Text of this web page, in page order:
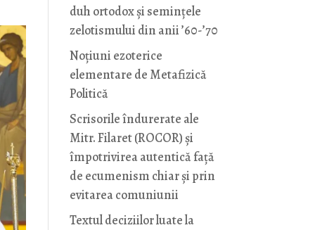
duh ortodox și semințele
zelotismului din anii ’60-’70
Noţiuni ezoterice
elementare de Metafizică
Politică
Scrisorile îndurerate ale
Mitr. Filaret (ROCOR) și
împotrivirea autentică față
de ecumenism chiar și prin
evitarea comuniunii
Textul deciziilor luate la